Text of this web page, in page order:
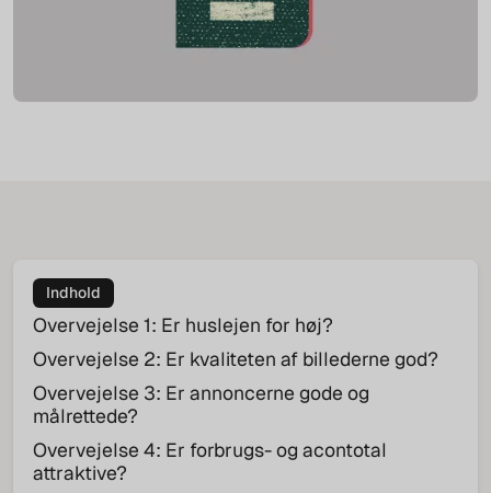
Indhold
Overvejelse 1: Er huslejen for høj?
Overvejelse 2: Er kvaliteten af billederne god?
Overvejelse 3: Er annoncerne gode og
målrettede?
Overvejelse 4: Er forbrugs- og acontotal
attraktive?